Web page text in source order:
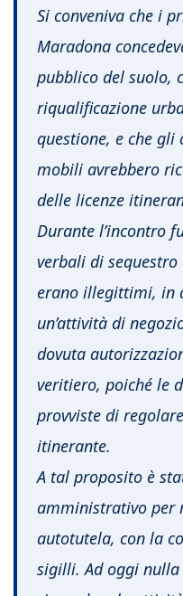
Si conveniva che i
Maradona
pubblico del suolo,
riqualificazione
questione, e che
mobili avrebbero
delle licenze
Durante l’incontro
verbali di
erano illegittimi, in
un’attività di
dovuta
veritiero, poiché le
provviste di
itinerante.
A tal proposito è
amministrativo per
autotutela, con la
sigilli. Ad oggi